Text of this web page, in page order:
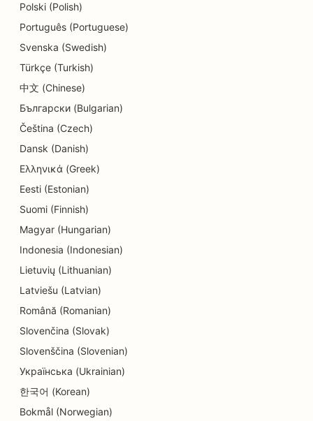
SEO söögikohtadele
SEO koogipoodidele
SEO hariduse ja lastehoiuteenuste jaoks
SEO elektrikele
SEO keemilise puhastuse jaoks
SEO elektroonikakauplustele
SEO inseneribüroodele
SEO endodontidele
SEO meelelahutuse ja vaba aja veetmise jaoks
SEO põgenemistubade jaoks
SEO põllumajandusettevõtetest toidukohti
pakkuvatele restoranidele
SEO Facelift teenuste jaoks
Polski (Polish)
Português (Portuguese)
Svenska (Swedish)
Türkçe (Turkish)
中文 (Chinese)
Български (Bulgarian)
Čeština (Czech)
Dansk (Danish)
Ελληνικά (Greek)
Eesti (Estonian)
Suomi (Finnish)
Magyar (Hungarian)
Indonesia (Indonesian)
Lietuvių (Lithuanian)
Latviešu (Latvian)
Română (Romanian)
Slovenčina (Slovak)
Slovenščina (Slovenian)
Українська (Ukrainian)
한국어 (Korean)
Bokmål (Norwegian)